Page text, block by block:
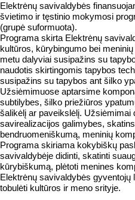
Elektrėnų savivaldybės
švietimo ir tęstinio mokymosi
(grupė suformuota).
Programa skirta Elektrėnų
kultūros, kūrybingumo bei
metu dalyviai susipažins su
naudotis skirtingomis tapybos
susipažins su tapybos ant šilko
Užsiėmimuose aptarsime
subtilybes, šilko priežiūros
šalikėlį ar paveikslėlį. Užsiėmimai
savirealizacijos galimybes,
bendruomeniškumą, meninių
Programa skiriama kokybiškų
savivaldybėje didinti, skatinti
kūrybiškumą, plėtoti menines
Elektrėnų savivaldybės gyventojų
tobulėti kultūros ir meno srityje.